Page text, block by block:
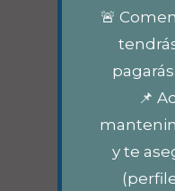
🚨
📌
y te